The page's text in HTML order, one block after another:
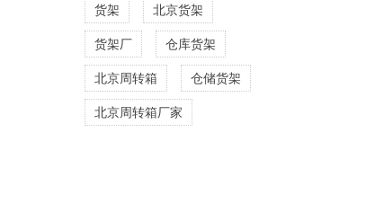
货架 北京货架
货架厂 仓库货架
北京周转箱 仓储货架
北京周转箱厂家